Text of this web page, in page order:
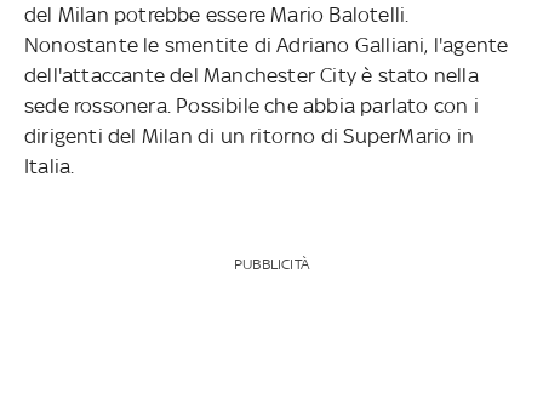
del Milan potrebbe essere Mario Balotelli.
Nonostante le smentite di Adriano Galliani, l'agente
dell'attaccante del Manchester City è stato nella
sede rossonera. Possibile che abbia parlato con i
dirigenti del Milan di un ritorno di SuperMario in
Italia.
PUBBLICITÀ